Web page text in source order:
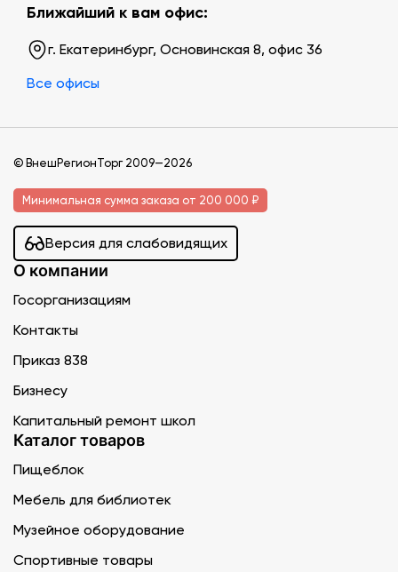
Ближайший к вам офис:
г. Екатеринбург, Основинская 8, офис 36
Все офисы
© ВнешРегионТорг 2009—2026
Минимальная сумма заказа от 200 000 ₽
Версия для слабовидящих
О компании
Госорганизациям
Контакты
Приказ 838
Бизнесу
Капитальный ремонт школ
Каталог товаров
Пищеблок
Мебель для библиотек
Музейное оборудование
Спортивные товары